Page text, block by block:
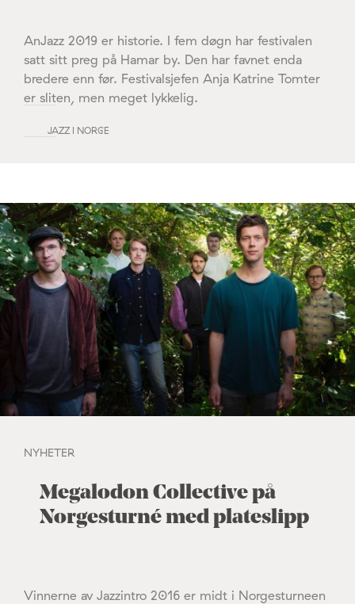
AnJazz 2019 er historie. I fem døgn har festivalen
satt sitt preg på Hamar by. Den har favnet enda
bredere enn før. Festivalsjefen Anja Katrine Tomter
er sliten, men meget lykkelig.
JAZZ I NORGE
NYHETER
Megalodon Collective på
Norgesturné med plateslipp
Vinnerne av Jazzintro 2016 er midt i Norgesturneen